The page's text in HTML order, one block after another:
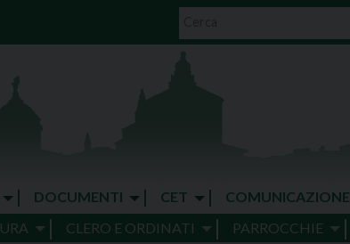
DOCUMENTI CET COMUNICAZIONE
CLERO E ORDINATI PARROCCHIE